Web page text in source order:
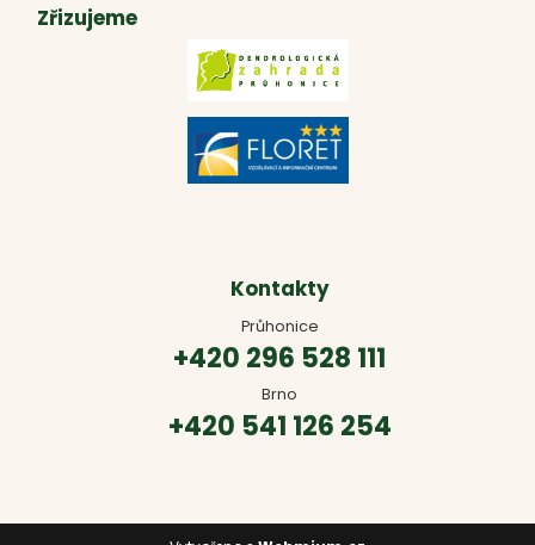
Zřizujeme
Kontakty
Průhonice
+420 296 528 111
Brno
+420 541 126 254